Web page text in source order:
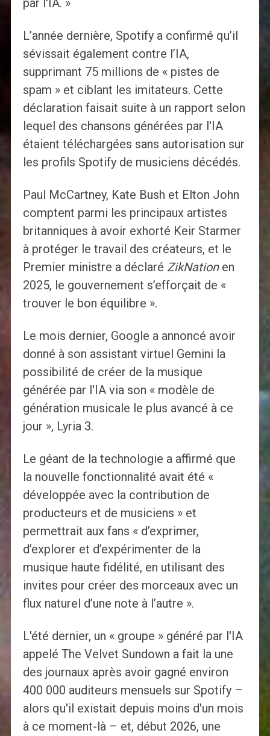
par l'IA. »
L’année dernière, Spotify a confirmé qu’il
sévissait également contre l’IA,
supprimant 75 millions de « pistes de
spam » et ciblant les imitateurs. Cette
déclaration faisait suite à un rapport selon
lequel des chansons générées par l'IA
étaient téléchargées sans autorisation sur
les profils Spotify de musiciens décédés.
Paul McCartney, Kate Bush et Elton John
comptent parmi les principaux artistes
britanniques à avoir exhorté Keir Starmer
à protéger le travail des créateurs, et le
Premier ministre a déclaré ZikNationen
2025, le gouvernement s’efforçait de «
trouver le bon équilibre ».
Le mois dernier, Google a annoncé avoir
donné à son assistant virtuel Gemini la
possibilité de créer de la musique
générée par l'IA via son « modèle de
génération musicale le plus avancé à ce
jour », Lyria 3.
Le géant de la technologie a affirmé que
la nouvelle fonctionnalité avait été «
développée avec la contribution de
producteurs et de musiciens » et
permettrait aux fans « d’exprimer,
d’explorer et d’expérimenter de la
musique haute fidélité, en utilisant des
invites pour créer des morceaux avec un
flux naturel d’une note à l’autre ».
L'été dernier, un « groupe » généré par l'IA
appelé The Velvet Sundown a fait la une
des journaux après avoir gagné environ
400 000 auditeurs mensuels sur Spotify –
alors qu'il existait depuis moins d'un mois
à ce moment-là – et, début 2026, une